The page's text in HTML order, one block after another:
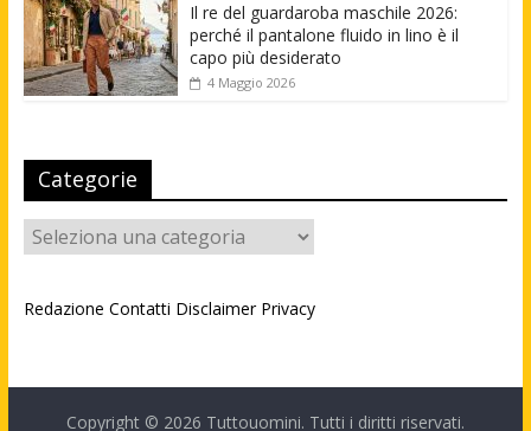
Il re del guardaroba maschile 2026:
perché il pantalone fluido in lino è il
capo più desiderato
4 Maggio 2026
Categorie
Categorie
Redazione Contatti Disclaimer Privacy
Copyright © 2026 Tuttouomini. Tutti i diritti riservati.